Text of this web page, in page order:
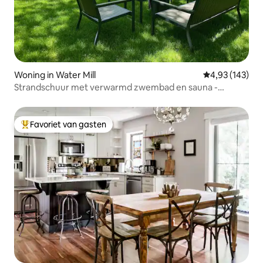
Woning in Water Mill Gemiddelde
4,93 (143)
Strandschuur met verwarmd zwembad en sauna -
Topfavoriet van gasten
Favoriet van gasten